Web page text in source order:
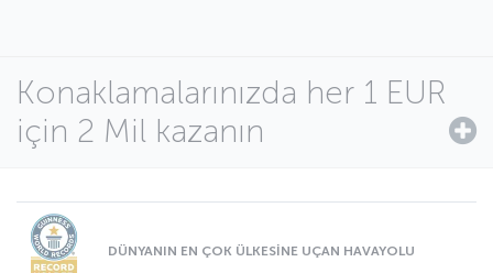
Konaklamalarınızda her 1 EUR
için 2 Mil kazanın
DÜNYANIN EN ÇOK ÜLKESİNE UÇAN HAVAYOLU